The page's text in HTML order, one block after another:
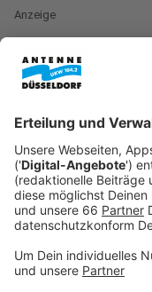
Anzeige
Was ist der
Früher nannte man
gibt es eine
mit einem Jahr
und Hausbesitzer
zehnte
Leute geben, die